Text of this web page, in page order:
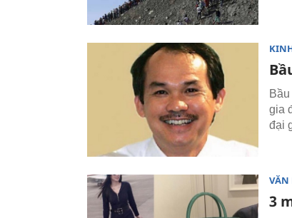
gia
đại
VĂN
3